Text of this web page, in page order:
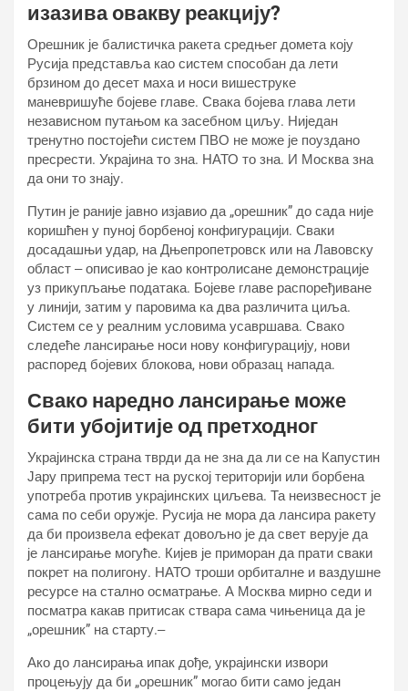
изазива овакву реакцију?
Орешник је балистичка ракета средњег домета коју
Русија представља као систем способан да лети
брзином до десет маха и носи вишеструке
маневришуће бојеве главе. Свака бојева глава лети
независном путањом ка засебном циљу. Ниједан
тренутно постојећи систем ПВО не може је поуздано
пресрести. Украјина то зна. НАТО то зна. И Москва зна
да они то знају.
Путин је раније јавно изјавио да „орешник” до сада није
коришћен у пуној борбеној конфигурацији. Сваки
досадашњи удар, на Дњепропетровск или на Лавовску
област ‒ описивао је као контролисане демонстрације
уз прикупљање података. Бојеве главе распоређиване
у линији, затим у паровима ка два различита циља.
Систем се у реалним условима усавршава. Свако
следеће лансирање носи нову конфигурацију, нови
распоред бојевих блокова, нови образац напада.
Свако наредно лансирање може
бити убојитије од претходног
Украјинска страна тврди да не зна да ли се на Капустин
Јару припрема тест на руској територији или борбена
употреба против украјинских циљева. Та неизвесност је
сама по себи оружје. Русија не мора да лансира ракету
да би произвела ефекат довољно је да свет верује да
је лансирање могуће. Кијев је приморан да прати сваки
покрет на полигону. НАТО троши орбиталне и ваздушне
ресурсе на стално осматрање. А Москва мирно седи и
посматра какав притисак ствара сама чињеница да је
„орешник” на старту.‒
Ако до лансирања ипак дође, украјински извори
процењују да би „орешник” могао бити само један